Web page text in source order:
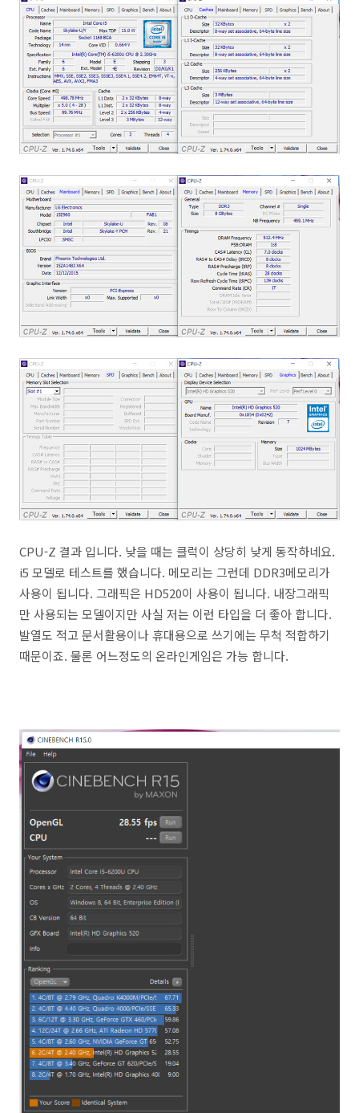
CPU-Z 결과 입니다. 낮을 때는 클럭이 상당히 낮게 동작하네요.
i5 모델로 테스트를 했습니다. 메모리는 그런데 DDR3메모리가
사용이 됩니다. 그래픽은 HD520이 사용이 됩니다. 내장그래픽
만 사용되는 모델이지만 사실 저는 이런 타입을 더 좋아 합니다.
발열도 적고 문서활용이나 휴대용으로 쓰기에는 무척 적합하기
때문이죠. 물론 어느정도의 온라인게임은 가능 합니다.